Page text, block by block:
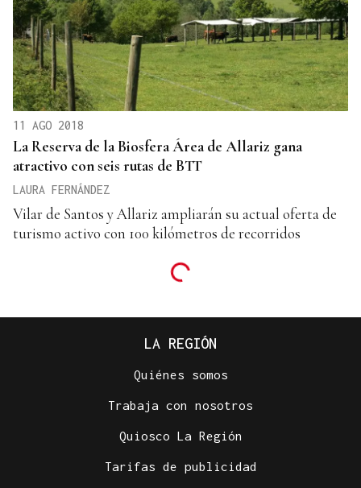
11 AGO 2018
La Reserva de la Biosfera Área de Allariz gana
atractivo con seis rutas de BTT
LAURA FERNÁNDEZ
Vilar de Santos y Allariz ampliarán su actual oferta de
turismo activo con 100 kilómetros de recorridos
LA REGIÓN
Quiénes somos
Trabaja con nosotros
Quiosco La Región
Tarifas de publicidad